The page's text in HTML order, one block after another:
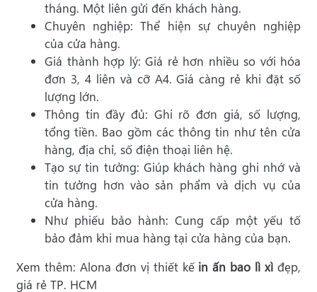
tháng. Một liên gửi đến khách hàng.
Chuyên nghiệp: Thể hiện sự chuyên nghiệp
của cửa hàng.
Giá thành hợp lý: Giá rẻ hơn nhiều so với hóa
đơn 3, 4 liên và cỡ A4. Giá càng rẻ khi đặt số
lượng lớn.
Thông tin đầy đủ: Ghi rõ đơn giá, số lượng,
tổng tiền. Bao gồm các thông tin như tên cửa
hàng, địa chỉ, số điện thoại liên hệ.
Tạo sự tin tưởng: Giúp khách hàng ghi nhớ và
tin tưởng hơn vào sản phẩm và dịch vụ của
cửa hàng.
Như phiếu bảo hành: Cung cấp một yếu tố
bảo đảm khi mua hàng tại cửa hàng của bạn.
Xem thêm: Alona đơn vị thiết kế in ấn bao lì xì đẹp,
giá rẻ TP. HCM